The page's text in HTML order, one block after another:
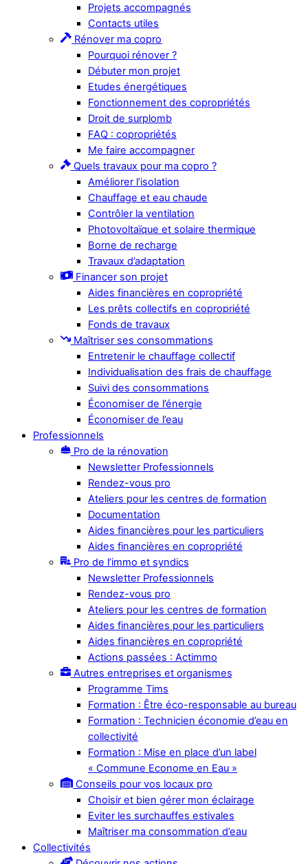
Projets accompagnés
Contacts utiles
Rénover ma copro
Pourquoi rénover ?
Débuter mon projet
Etudes énergétiques
Fonctionnement des copropriétés
Droit de surplomb
FAQ : copropriétés
Me faire accompagner
Quels travaux pour ma copro ?
Améliorer l’isolation
Chauffage et eau chaude
Contrôler la ventilation
Photovoltaïque et solaire thermique
Borne de recharge
Travaux d’adaptation
Financer son projet
Aides financières en copropriété
Les prêts collectifs en copropriété
Fonds de travaux
Maîtriser ses consommations
Entretenir le chauffage collectif
Individualisation des frais de chauffage
Suivi des consommations
Économiser de l’énergie
Économiser de l’eau
Professionnels
Pro de la rénovation
Newsletter Professionnels
Rendez-vous pro
Ateliers pour les centres de formation
Documentation
Aides financières pour les particuliers
Aides financières en copropriété
Pro de l’immo et syndics
Newsletter Professionnels
Rendez-vous pro
Ateliers pour les centres de formation
Aides financières pour les particuliers
Aides financières en copropriété
Actions passées : Actimmo
Autres entreprises et organismes
Programme Tims
Formation : Être éco-responsable au bureau
Formation : Technicien économie d’eau en
collectivité
Formation : Mise en place d’un label
« Commune Econome en Eau »
Conseils pour vos locaux pro
Choisir et bien gérer mon éclairage
Eviter les surchauffes estivales
Maîtriser ma consommation d’eau
Collectivités